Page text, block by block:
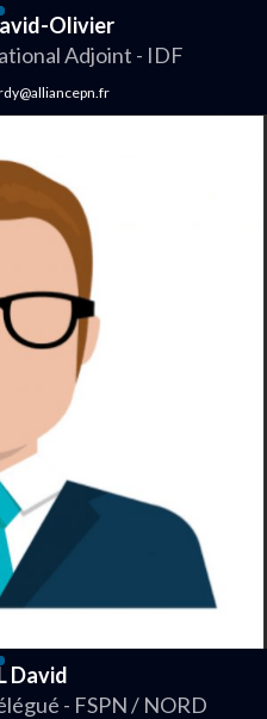
Olivier
Adjoint - IDF
David
- FSPN / NORD